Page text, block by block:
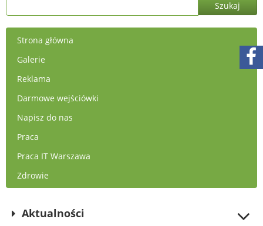
Strona główna
Galerie
Reklama
Darmowe wejściówki
Napisz do nas
Praca
Praca IT Warszawa
Zdrowie
Aktualności